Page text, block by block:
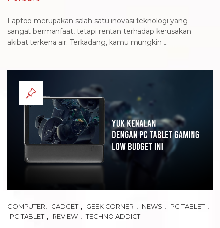
Laptop merupakan salah satu inovasi teknologi yang
sangat bermanfaat, tetapi rentan terhadap kerusakan
akibat terkena air. Terkadang, kamu mungkin ...
COMPUTER, GADGET , GEEK CORNER , NEWS , PC TABLET ,
PC TABLET , REVIEW , TECHNO ADDICT